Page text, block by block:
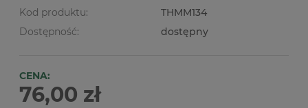
Kod produktu:
THMM134
Dostępność:
dostępny
CENA:
76,00 zł